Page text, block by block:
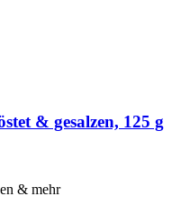
& gesalzen, 125 g
& mehr